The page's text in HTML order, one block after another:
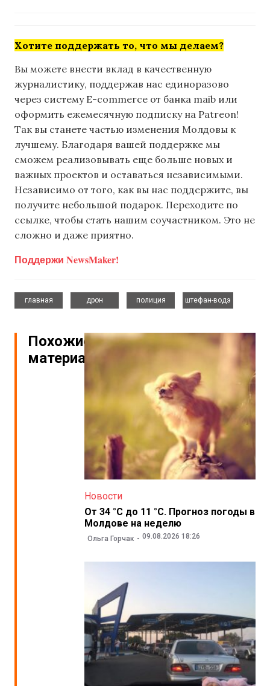
Хотите поддержать то, что мы делаем?
Вы можете внести вклад в качественную
журналистику, поддержав нас единоразово
через систему E-commerce от банка maib или
оформить ежемесячную подписку на Patreon!
Так вы станете частью изменения Молдовы к
лучшему. Благодаря вашей поддержке мы
сможем реализовывать еще больше новых и
важных проектов и оставаться независимыми.
Независимо от того, как вы нас поддержите, вы
получите небольшой подарок. Переходите по
ссылке, чтобы стать нашим соучастником. Это не
сложно и даже приятно.
Поддержи NewsMaker!
главная
дрон
полиция
штефан-водэ
Похожие
материалы
Новости
От 34 °C до 11 °C. Прогноз погоды в
Молдове на неделю
Ольга Горчак 09.08.2026 18:26